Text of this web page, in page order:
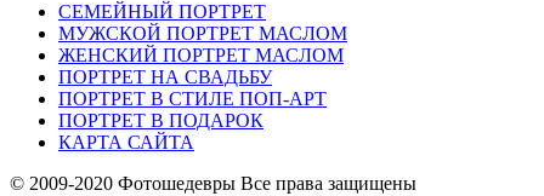
СЕМЕЙНЫЙ ПОРТРЕТ
МУЖСКОЙ ПОРТРЕТ МАСЛОМ
ЖЕНСКИЙ ПОРТРЕТ МАСЛОМ
ПОРТРЕТ НА СВАДЬБУ
ПОРТРЕТ В СТИЛЕ ПОП-АРТ
ПОРТРЕТ В ПОДАРОК
КАРТА САЙТА
© 2009-2020 Фотошедевры Все права защищены